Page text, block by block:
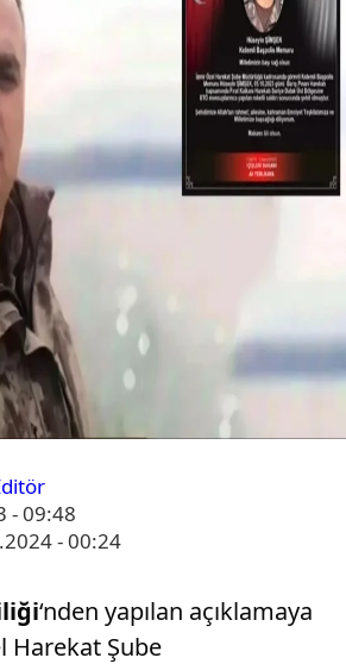
- 09:48
- 00:24
‘nden yapılan açıklamaya
Harekat Şube